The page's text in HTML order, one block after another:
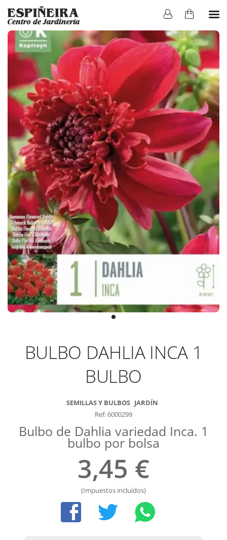
BULBO DAHLIA INCA 1
BULBO
SEMILLAS Y BULBOS JARDÍN
Ref: 6000299
Bulbo de Dahlia variedad Inca. 1
bulbo por bolsa
3,45 €
(Impuestos incluídos)